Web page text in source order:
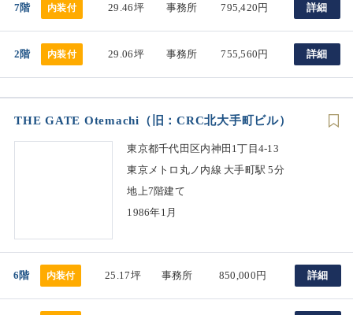
7階 内装付 29.46坪 事務所 795,420円 詳細
2階 内装付 29.06坪 事務所 755,560円 詳細
THE GATE Otemachi（旧：CRC北大手町ビル）
東京都千代田区内神田1丁目4-13
東京メトロ丸ノ内線 大手町駅 5分
地上7階建て
1986年1月
6階 内装付 25.17坪 事務所 850,000円 詳細